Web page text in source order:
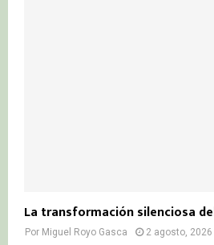
La transformación silenciosa
Por Miguel Royo Gasca 2 agosto, 2026